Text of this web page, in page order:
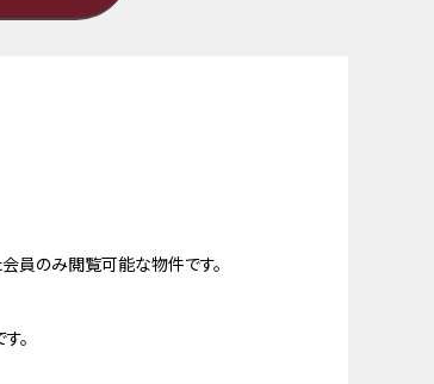
員のみ閲覧可能な物件です。
。